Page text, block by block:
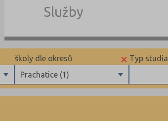
Služby
Typ studia
×
Prachatice (1)
školy dle okresů